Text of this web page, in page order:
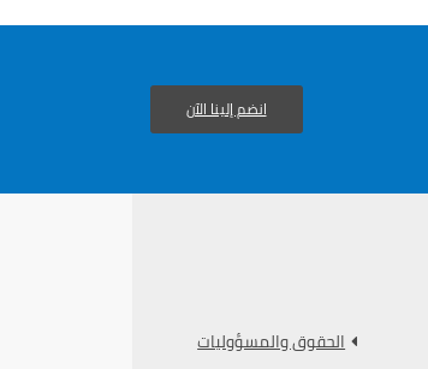
انضم إلينا الآن
الحقوق والمسؤوليات